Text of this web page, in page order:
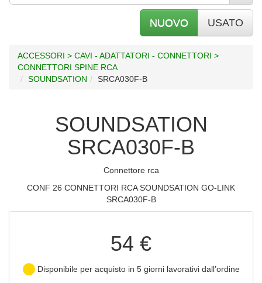
NUOVO USATO
ACCESSORI > CAVI - ADATTATORI - CONNETTORI >
CONNETTORI SPINE RCA
SOUNDSATION
SRCA030F-B
SOUNDSATION
SRCA030F-B
Connettore rca
CONF 26 CONNETTORI RCA SOUNDSATION GO-LINK
SRCA030F-B
54 €
Disponibile per acquisto in 5 giorni lavorativi dall’ordine